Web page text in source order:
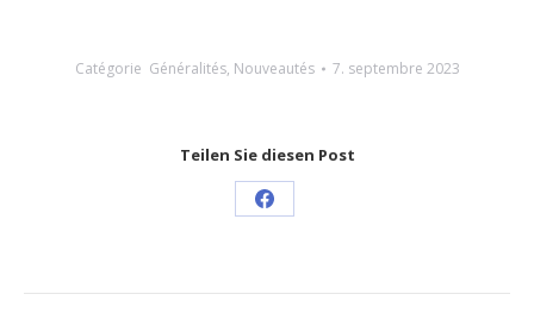
Catégorie Généralités, Nouveautés 7. septembre 2023
Teilen Sie diesen Post
Share
Facebook